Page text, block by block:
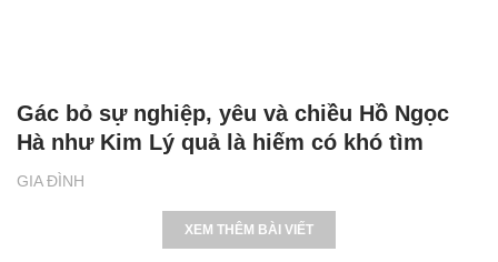
GIA ĐÌNH
Gác bỏ sự nghiệp, yêu và chiều Hồ Ngọc
Hà như Kim Lý quả là hiếm có khó tìm
XEM THÊM BÀI VIẾT